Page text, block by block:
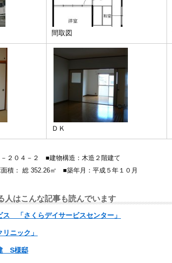
間取図
ＤＫ
２０４－２ ■建物構造：木造２階建て
積： 総 352.26㎡ ■築年月：平成５年１０月
人はこんな記事も読んでいます
「さくらデイサービスセンター」
リニック」
S様邸